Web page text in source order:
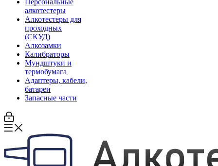
Персональные
алкотестеры
Алкотестеры для
проходных
(СКУД)
Алкозамки
Калибраторы
Мундштуки и
термобумага
Адаптеры, кабели,
батареи
Запасные части